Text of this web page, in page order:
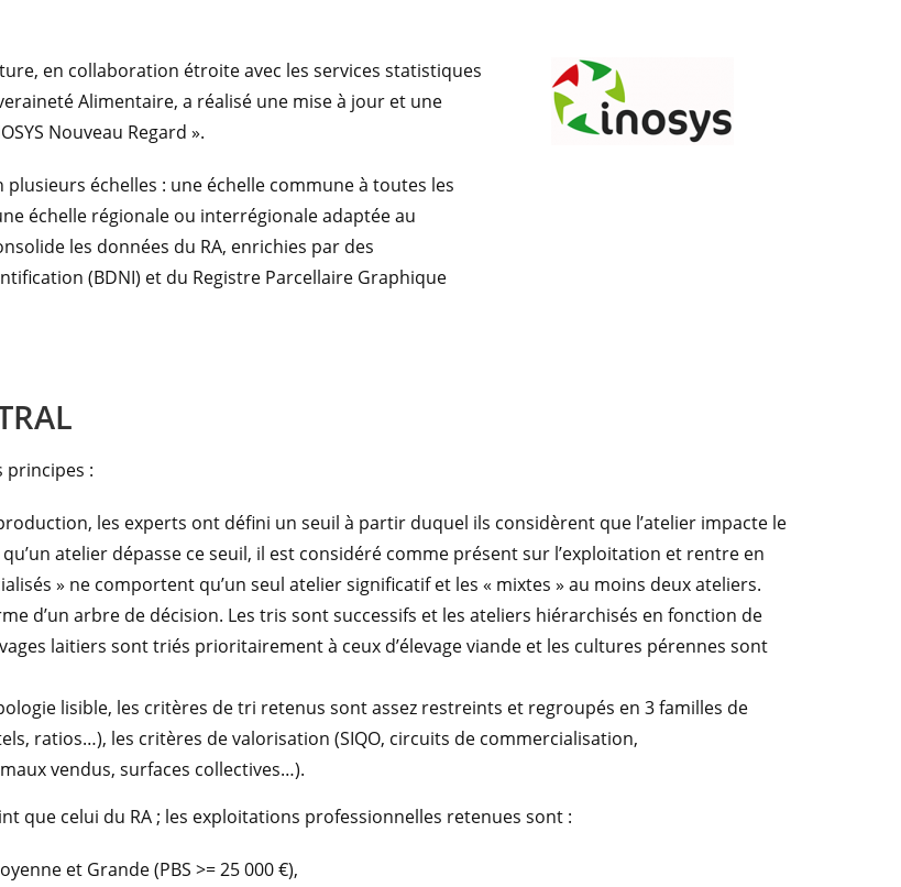
en collaboration étroite avec les services statistiques
Alimentaire, a réalisé une mise à jour et une
Nouveau Regard ».
échelles : une échelle commune à toutes les
échelle régionale ou interrégionale adaptée au
les données du RA, enrichies par des
(BDNI) et du Registre Parcellaire Graphique
principes :
les experts ont défini un seuil à partir duquel ils considèrent que l’atelier impacte le
atelier dépasse ce seuil, il est considéré comme présent sur l’exploitation et rentre en
» ne comportent qu’un seul atelier significatif et les « mixtes » au moins deux ateliers.
d’un arbre de décision. Les tris sont successifs et les ateliers hiérarchisés en fonction de
laitiers sont triés prioritairement à ceux d’élevage viande et les cultures pérennes sont
lisible, les critères de tri retenus sont assez restreints et regroupés en 3 familles de
ratios…), les critères de valorisation (SIQO, circuits de commercialisation,
vendus, surfaces collectives…).
que celui du RA ; les exploitations professionnelles retenues sont :
et Grande (PBS >= 25 000 €),